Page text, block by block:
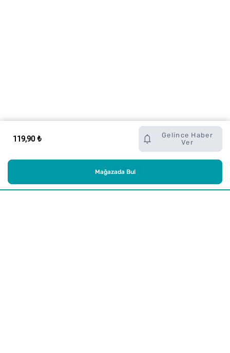
119,90 ₺
Gelince Haber
Ver
Mağazada Bul